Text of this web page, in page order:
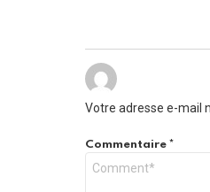
Votre adresse e-mail
Commentaire *